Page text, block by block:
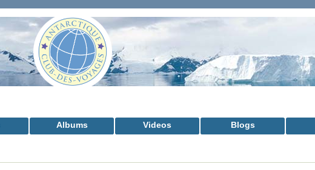
Albums Videos Blogs